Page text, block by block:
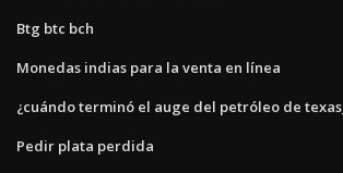
Btg btc bch
Monedas indias para la venta en línea
¿cuándo terminó el auge del petróleo de texas_
Pedir plata perdida